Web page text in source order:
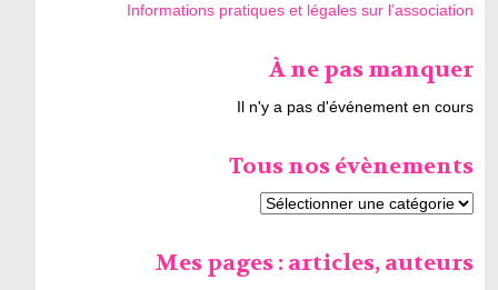
Informations pratiques et légales sur l’association
À ne pas manquer
Il n'y a pas d'événement en cours
Tous nos évènements
Mes pages : articles, auteurs